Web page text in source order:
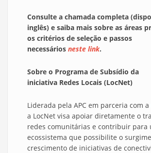
Consulte a chamada completa
inglês) e saiba mais sobre as áreas
os critérios de seleção e passos
necessários neste link.
Sobre o Programa de Subsídio da
iniciativa Redes Locais (LocNet)
Liderada pela APC em parceria com a
a LocNet visa apoiar diretamente o
redes comunitárias e contribuir para
ecossistema que possibilite o
crescimento de iniciativas de